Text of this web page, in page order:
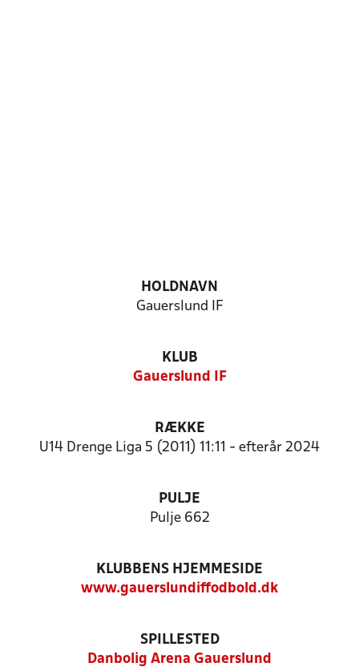
HOLDNAVN
Gauerslund IF
KLUB
Gauerslund IF
RÆKKE
U14 Drenge Liga 5 (2011) 11:11 - efterår 2024
PULJE
Pulje 662
KLUBBENS HJEMMESIDE
www.gauerslundiffodbold.dk
SPILLESTED
Danbolig Arena Gauerslund